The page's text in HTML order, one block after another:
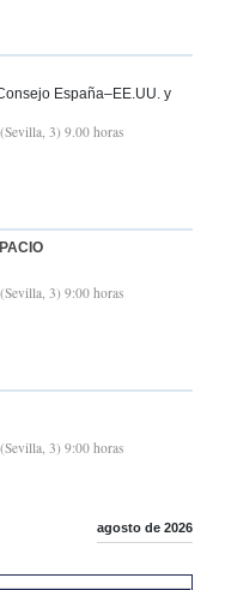
España–EE.UU. y
3) 9.00 horas
3) 9:00 horas
3) 9:00 horas
agosto de 2026